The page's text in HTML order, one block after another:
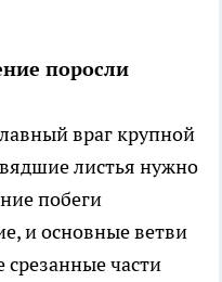
поросли
враг крупной
листья нужно
побеги
и основные ветви
срезанные части